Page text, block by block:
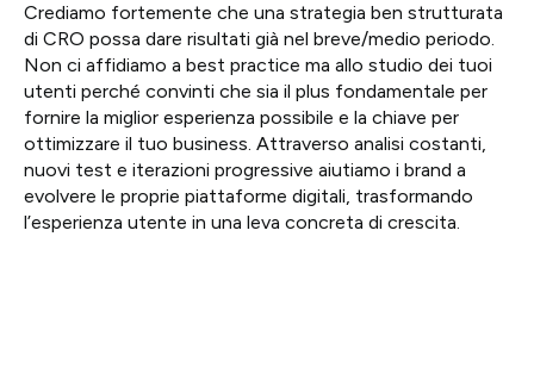
Crediamo fortemente che una strategia ben strutturata
di CRO possa dare risultati già nel breve/medio periodo.
Non ci affidiamo a best practice ma allo studio dei tuoi
utenti perché convinti che sia il plus fondamentale per
fornire la miglior esperienza possibile e la chiave per
ottimizzare il tuo business. Attraverso analisi costanti,
nuovi test e iterazioni progressive aiutiamo i brand a
evolvere le proprie piattaforme digitali, trasformando
l’esperienza utente in una leva concreta di crescita.